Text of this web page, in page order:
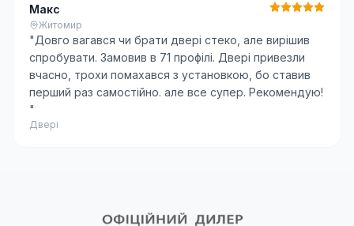
Макс
Житомир
"Довго вагався чи брати двері стеко, але вирішив
спробувати. Замовив в 71 профілі. Двері привезли
вчасно, трохи помахався з установкою, бо ставив
перший раз самостійно. але все супер. Рекомендую!
"
Двері